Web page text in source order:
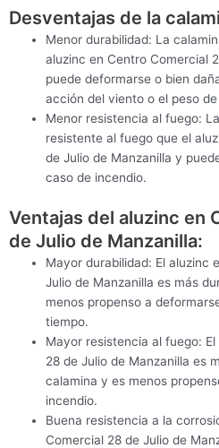
Desventajas de la
Menor durabilidad: La
aluzinc en Centro Comercial
puede deformarse o bien
acción del viento o el peso
Menor resistencia al fuego:
resistente al fuego que el
de Julio de Manzanilla y
caso de incendio.
Ventajas del aluzinc en
de Julio de Manzanilla:
Mayor durabilidad: El aluzinc
Julio de Manzanilla es más
menos propenso a
tiempo.
Mayor resistencia al fuego:
28 de Julio de Manzanilla es
calamina y es menos
incendio.
Buena resistencia a la
Comercial 28 de Julio de